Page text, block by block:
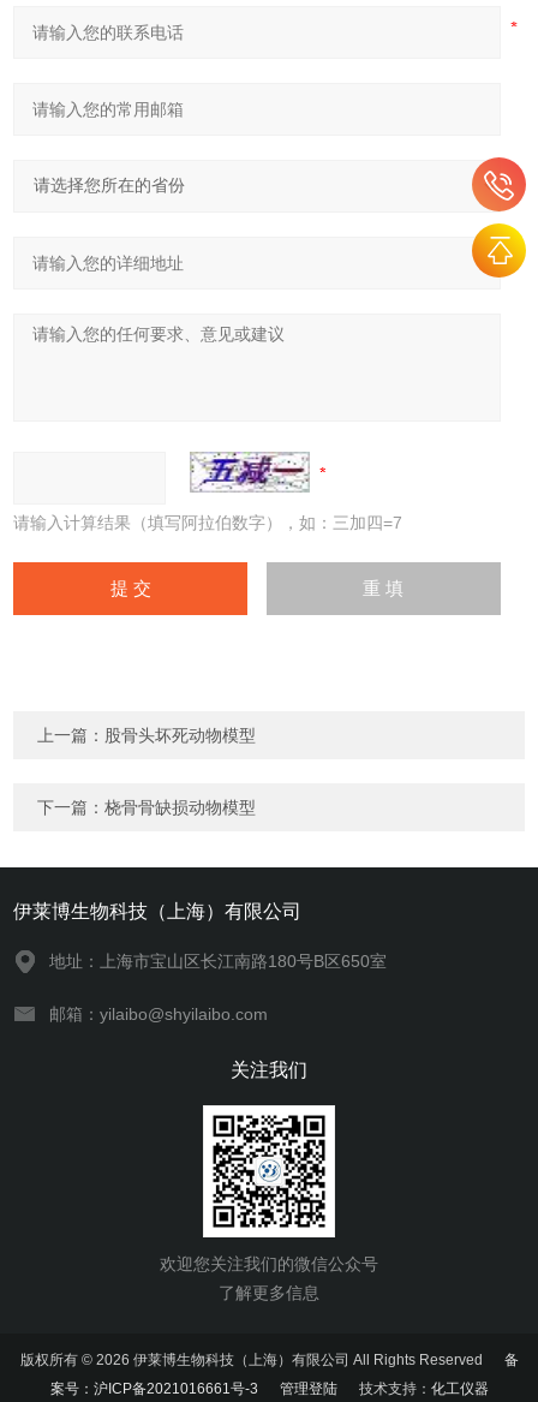
请输入计算结果（填写阿拉伯数字），如：三加四=7
上一篇： 股骨头坏死动物模型
下一篇：桡骨骨缺损动物模型
伊莱博生物科技（上海）有限公司
地址：上海市宝山区长江南路180号B区650室
邮箱：yilaibo@shyilaibo.com
关注我们
欢迎您关注我们的微信公众号
了解更多信息
版权所有 © 2026 伊莱博生物科技（上海）有限公司 All Rights Reserved 备
案号：沪ICP备2021016661号-3
管理登陆技术支持： 化工仪器